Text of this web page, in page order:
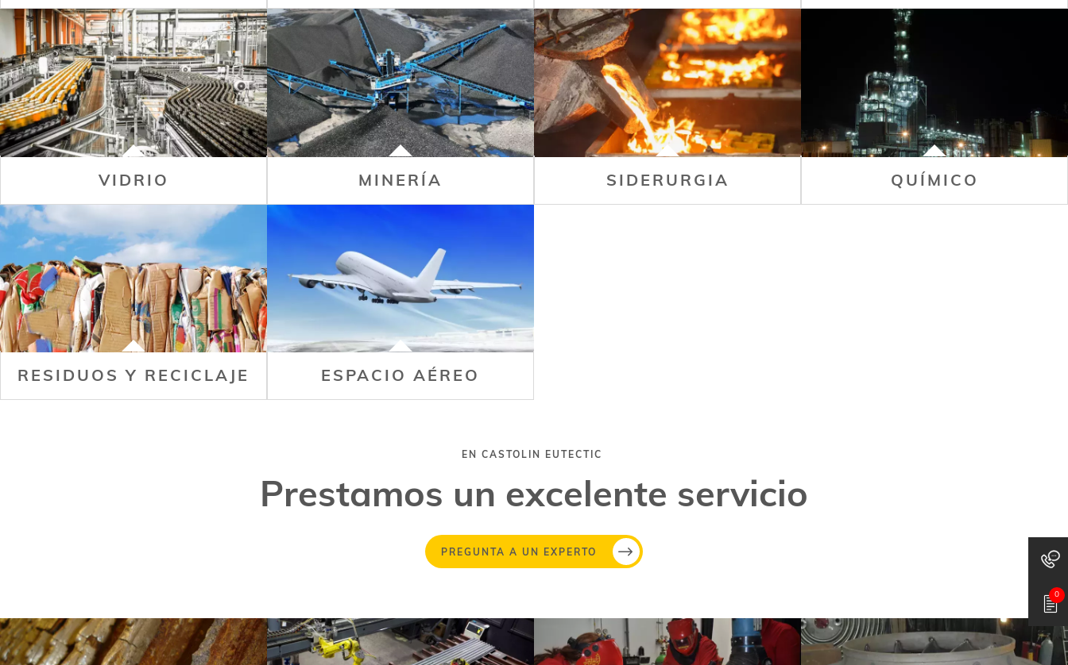
0
VIDRIO MINERÍA SIDERURGIA QUÍMICO
RESIDUOS Y RECICLAJE ESPACIO AÉREO
Prestamos un excelente servicio
EN CASTOLIN EUTECTIC
PREGUNTA A UN EXPERTO